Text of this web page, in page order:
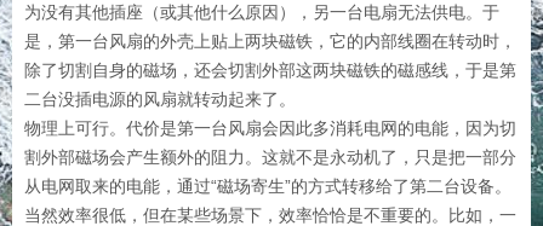
为没有其他插座（或其他什么原因），另一台电扇无法供电。于
是，第一台风扇的外壳上贴上两块磁铁，它的内部线圈在转动时，
除了切割自身的磁场，还会切割外部这两块磁铁的磁感线，于是第
二台没插电源的风扇就转动起来了。
物理上可行。代价是第一台风扇会因此多消耗电网的电能，因为切
割外部磁场会产生额外的阻力。这就不是永动机了，只是把一部分
从电网取来的电能，通过“磁场寄生”的方式转移给了第二台设备。
当然效率很低，但在某些场景下，效率恰恰是不重要的。比如，一